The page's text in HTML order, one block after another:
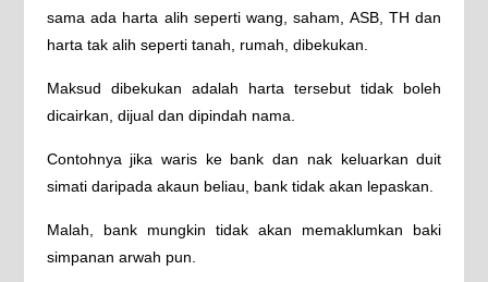
sama ada harta alih seperti wang, saham, ASB, TH dan
harta tak alih seperti tanah, rumah, dibekukan.
Maksud dibekukan adalah harta tersebut tidak boleh
dicairkan, dijual dan dipindah nama.
Contohnya jika waris ke bank dan nak keluarkan duit
simati daripada akaun beliau, bank tidak akan lepaskan.
Malah, bank mungkin tidak akan memaklumkan baki
simpanan arwah pun.